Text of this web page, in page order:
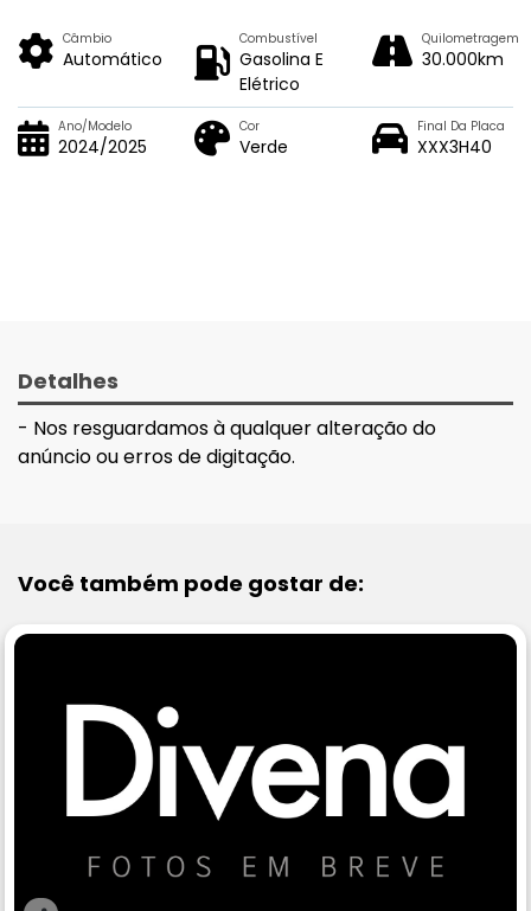
Câmbio
Automático
Combustível
Gasolina E
Elétrico
Quilometragem
30.000km
Ano/Modelo
2024/2025
Cor
Verde
Final Da Placa
XXX3H40
Detalhes
- Nos resguardamos à qualquer alteração do
anúncio ou erros de digitação.
Você também pode gostar de: